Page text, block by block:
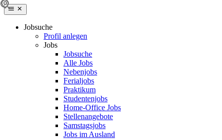
Jobsuche
Profil anlegen
Jobs
Jobsuche
Alle Jobs
Nebenjobs
Ferialjobs
Praktikum
Studentenjobs
Home-Office Jobs
Stellenangebote
Samstagsjobs
Jobs im Ausland